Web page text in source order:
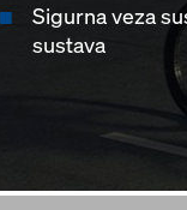
Sigurna veza
sustava